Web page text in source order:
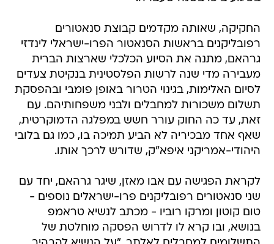
החקיקה, שאותה מקדמים קבוצת סנאטורים
רפובליקנים בראשות הסנאטור הפרו-ישראלי לינדזי
גרהאם, מתנה את הסיוע הכלכלי שארצות הברית
מעבירה מדי שנה לרשות הפלסטינית בנקיטת צעדים
לסיום האלימות, בגינוי הטרור באופן פומבי ובהפסקת
תשלום משכורות למחבלים ולבני משפחותיהם. עם
זאת, עד כה החוק עורר חשש במפלגה הדמוקרטית,
שאף אחד מבכיריה לא הביע תמיכה בו, כמו גם בלובי
היהודי-אמריקני איפא"ק, שדורש לרכך אותו.
לקראת הפגישה עם אבו מאזן, שיגר גרהאם, יחד עם
שני סנאטורים רפובליקנים פרו-ישראלים נוספים -
טום קוטון ומרקו רוביו - מכתב לנשיא טראמפ
בנושא, ובו קרא לו לדרוש הפסקה מוחלטת של